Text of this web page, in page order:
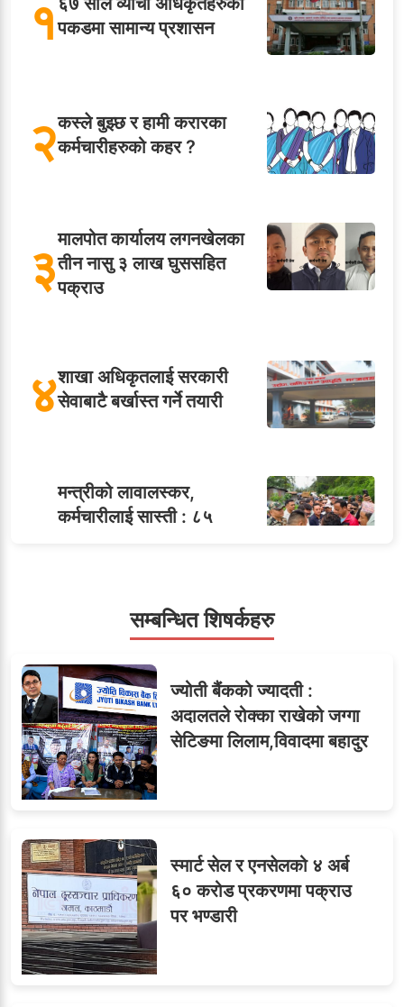
१पकडमा सामान्य प्रशासन
२कस्ले बुझ्छ र हामी करारका
कर्मचारीहरुको कहर ?
३मालपोत कार्यालय लगनखेलका
तीन नासु ३ लाख घुससहित
पक्राउ
४शाखा अधिकृतलाई सरकारी
सेवाबाटै बर्खास्त गर्ने तयारी
मन्त्रीको लावालस्कर,
कर्मचारीलाई सास्ती : ८५
६सहसचिवमा प्रथम भएका
विजयकुमार शर्माको लोकसेवा
टिप्स
७
८जुनियरलाई दोहोरो जिम्मेवारी,
मन्त्रालयभित्र असन्तुष्टि
सम्बन्धित शिषर्कहरु
ज्योती बैंकको ज्यादती :
अदालतले रोक्का राखेको जग्गा
सेटिङमा लिलाम,विवादमा बहादुर
स्मार्ट सेल र एनसेलको ४ अर्ब
६० करोड प्रकरणमा पक्राउ
पर भण्डारी